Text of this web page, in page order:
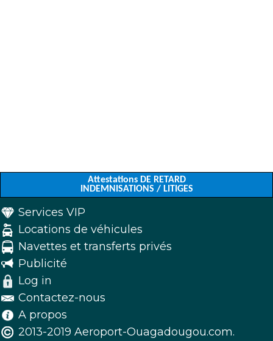
Attestations DE RETARD
INDEMNISATIONS / LITIGES
Services VIP
Locations de véhicules
Navettes et transferts privés
Publicité
Log in
Contactez-nous
A propos
2013-2019 Aeroport-Ouagadougou.com.